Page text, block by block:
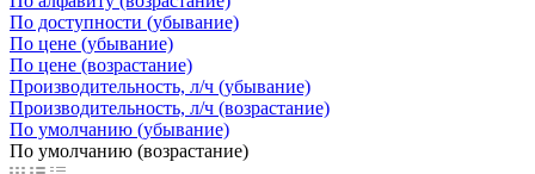
По доступности (убывание)
По цене (убывание)
По цене (возрастание)
Производительность, л/ч (убывание)
Производительность, л/ч (возрастание)
По умолчанию (убывание)
По умолчанию (возрастание)